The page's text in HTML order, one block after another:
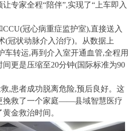
专家全程“陪伴”,实现了“上车即入
冠心病重症监护室),直接送入
(冠状动脉介入治疗)。从数据上
车转运,再到介入室开通血管,全程用
更是压缩至20分钟(国际标准为90
,患者成功脱离危险,预后良好。这
挽救了一个家庭——县域智慧医疗
黄金救治时间。